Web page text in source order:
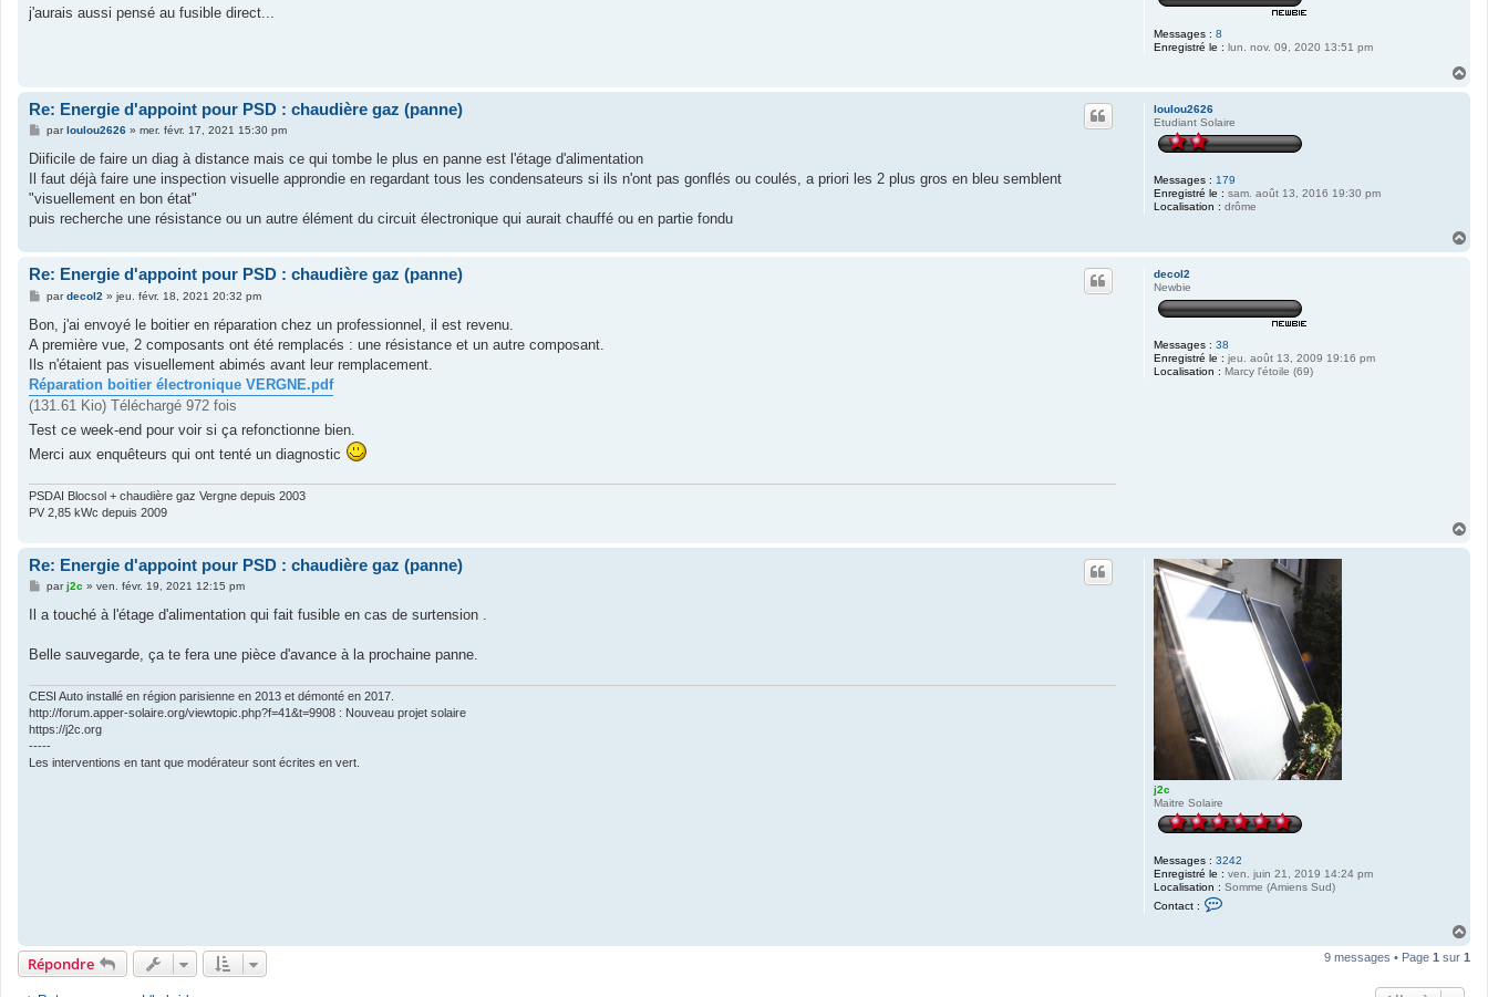
Messages : 8
Enregistré le : lun. nov. 09, 2020 13:51 pm
s
j'aurais aussi pensé au fusible direct...
loulou2626
Etudiant Solaire
Messages : 179
Enregistré le : sam. août 13, 2016 19:30 pm
Localisation : drôme
Re: Energie d'appoint pour PSD : chaudière gaz (panne)
M
s
a
g
parloulou2626» mer. févr. 17, 2021 15:30 pm
Diificile de faire un diag à distance mais ce qui tombe le plus en panne est l'étage d'alimentation
Il faut déjà faire une inspection visuelle approndie en regardant tous les condensateurs si ils n'ont pas gonflés ou coulés, a priori les 2 plus gros en bleu semblent
"visuellement en bon état"
puis recherche une résistance ou un autre élément du circuit électronique qui aurait chauffé ou en partie fondu
decol2
Newbie
Messages : 38
Enregistré le : jeu. août 13, 2009 19:16 pm
Localisation : Marcy l'étoile (69)
Re: Energie d'appoint pour PSD : chaudière gaz (panne)
M
s
a
g
pardecol2 » jeu. févr. 18, 2021 20:32 pm
Bon, j'ai envoyé le boitier en réparation chez un professionnel, il est revenu.
A première vue, 2 composants ont été remplacés : une résistance et un autre composant.
Ils n'étaient pas visuellement abimés avant leur remplacement.
Réparation boitier électronique VERGNE.pdf
(131.61 Kio) Téléchargé 972 fois
Test ce week-end pour voir si ça refonctionne bien.
Merci aux enquêteurs qui ont tenté un diagnostic
PSDAI Blocsol + chaudière gaz Vergne depuis 2003
PV 2,85 kWc depuis 2009
j2c
Maitre Solaire
Messages : 3242
Enregistré le : ven. juin 21, 2019 14:24 pm
Localisation : Somme (Amiens Sud)
Contact :
Re: Energie d'appoint pour PSD : chaudière gaz (panne)
M
s
g
parj2c » ven. févr. 19, 2021 12:15 pm
Il a touché à l'étage d'alimentation qui fait fusible en cas de surtension .
Belle sauvegarde, ça te fera une pièce d'avance à la prochaine panne.
CESI Auto installé en région parisienne en 2013 et démonté en 2017.
http://forum.apper-solaire.org/viewtopic.php?f=41&t=9908 : Nouveau projet solaire
https://j2c.org
-----
Les interventions en tant que modérateur sont écrites en vert.
u
Répondre 9 messages • Page 1 sur 1